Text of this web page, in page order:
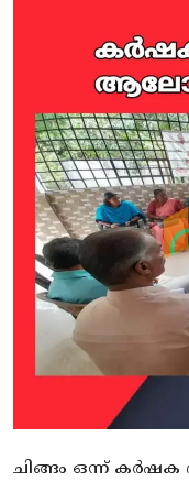
ചിങ്ങം ഒന്ന്